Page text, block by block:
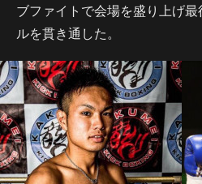
ブファイトで会場を盛り上げ
ルを貫き通した。